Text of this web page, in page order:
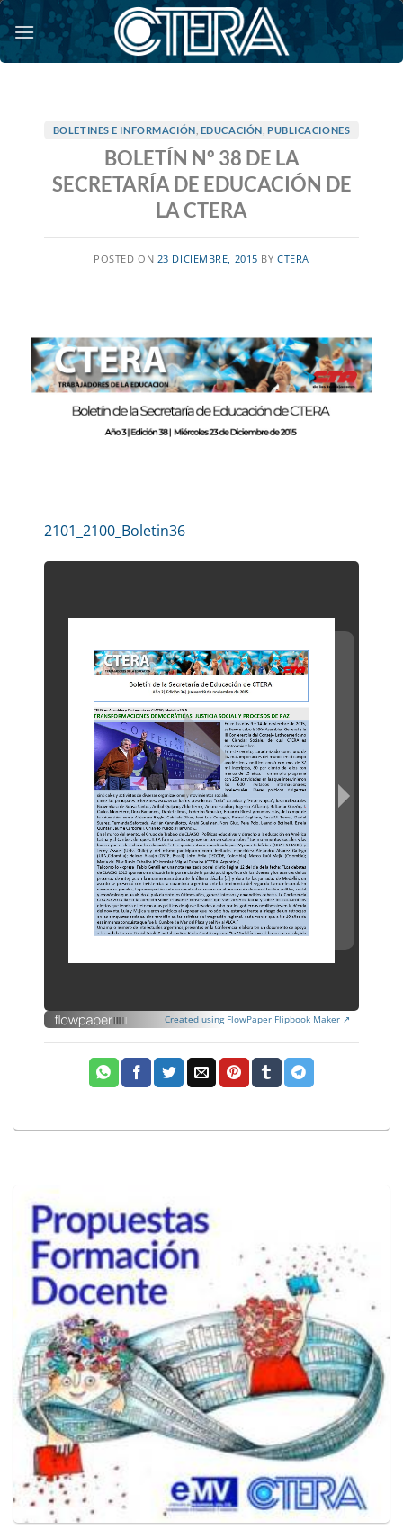
Saltar
al
contenido
BOLETINES E INFORMACIÓN EDUCACIÓN PUBLICACIONES
BOLETÍN Nº 38 DE LA
SECRETARÍA DE EDUCACIÓN DE
LA CTERA
POSTED ON 23 DICIEMBRE, 2015 BYCTERA
2101_2100_Boletin36
Created using FlowPaper Flipbook Maker ↗